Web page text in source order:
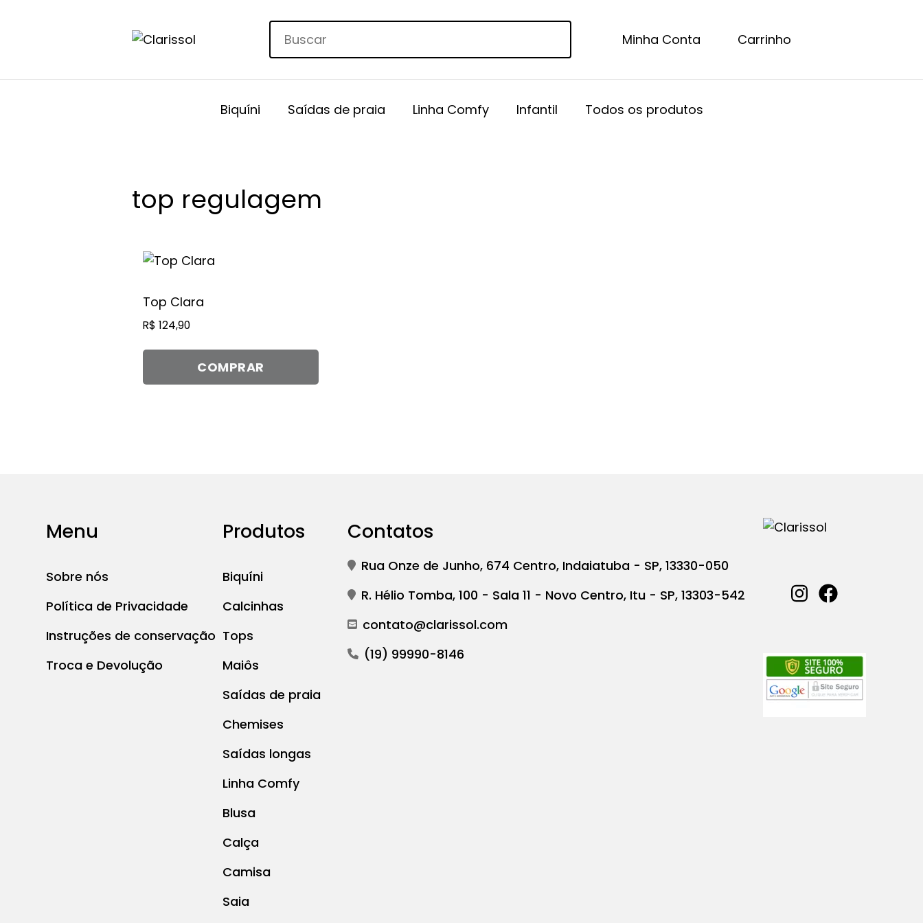
Minha Conta Carrinho
Biquíni Saídas de praia Linha Comfy Infantil Todos os produtos
top regulagem
Top Clara
R$ 124,90
COMPRAR
Este
tem
várias
variantes.
As
podem
Menu
Sobre nós
Política de Privacidade
Instruções de conservação
Troca e Devolução
Produtos
Biquíni
Calcinhas
Tops
Maiôs
Saídas de praia
Chemises
Saídas longas
Linha Comfy
Blusa
Calça
Camisa
Saia
Contatos
Rua Onze de Junho, 674 Centro, Indaiatuba - SP, 13330-050
R. Hélio Tomba, 100 - Sala 11 - Novo Centro, Itu - SP, 13303-542
contato@clarissol.com
(19) 99990-8146